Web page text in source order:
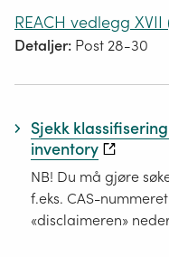
REACH vedlegg
Detaljer: Post 28-30
Sjekk
inventory
NB! Du må gjøre
f.eks. CAS-
«disclaimeren»